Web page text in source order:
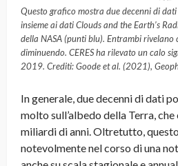
Questo grafico mostra due decenni di
insieme ai dati Clouds and the Earth’s
della NASA (punti blu). Entrambi rivelano
diminuendo. CERES ha rilevato un calo
2019. Crediti: Goode et al. (2021),
In generale, due decenni di dati
molto sull’albedo della Terra,
miliardi di anni. Oltretutto,
notevolmente nel corso di una